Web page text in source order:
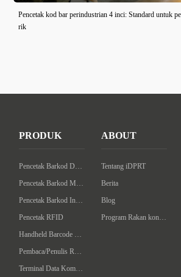
Pencetak kod bar perindustrian 4 inci: Standard untuk
rik
PRODUK
Pencetak RFID
ABOUT
Tentang iDPRT
Berita
Blog